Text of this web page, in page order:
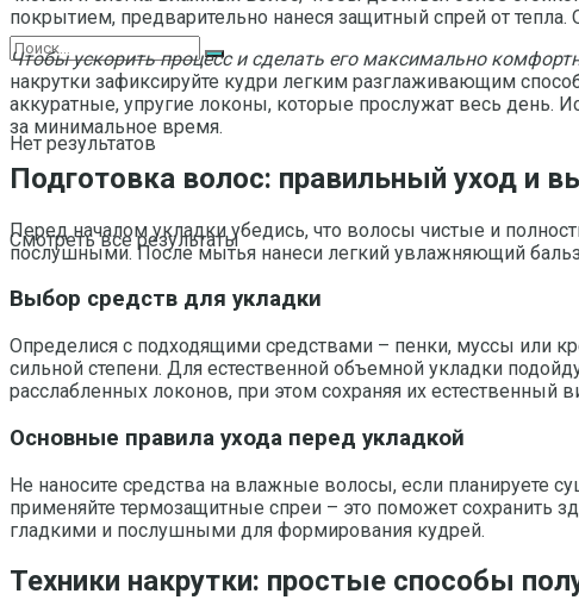
Нет результатов
Смотреть все результаты
покрытием, предварительно нанеся защитный спрей от
Чтобы ускорить процесс и сделать его максимально
накрутки зафиксируйте кудри легким разглаживающим
аккуратные, упругие локоны, которые прослужат весь день.
за минимальное время.
Подготовка волос: правильный уход и
Перед началом укладки убедись, что волосы чистые и
послушными. После мытья нанеси легкий увлажняющий
Выбор средств для укладки
Определися с подходящими средствами – пенки, муссы или
сильной степени. Для естественной объемной укладки
расслабленных локонов, при этом сохраняя их естественный
Основные правила ухода перед укладкой
Не наносите средства на влажные волосы, если планируете
применяйте термозащитные спреи – это поможет сохранить
гладкими и послушными для формирования кудрей.
Техники накрутки: простые способы